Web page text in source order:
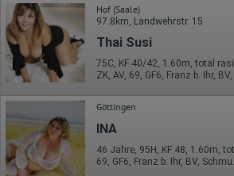
volle IP-Adresse an einen Server von Google
übertragen und dort gekürzt. Die von dem
übermittelte IP-Adresse wird nicht mit
zusammengeführt.
Erhobene Informationen zum
Betriebssystem
Gerät (PC, Tablet-PC oder Smartphone)
Browser und alle verwendeten Add-ons
Auflösung des Computers
Besucherquelle (Facebook,
Hof (Saale)
97.8km, Landwehrstr. 15
Thai Susi
75C, KF 40/42, 1.60m, total
ZK, AV, 69, GF6, Franz b. Ihr,
Göttingen
INA